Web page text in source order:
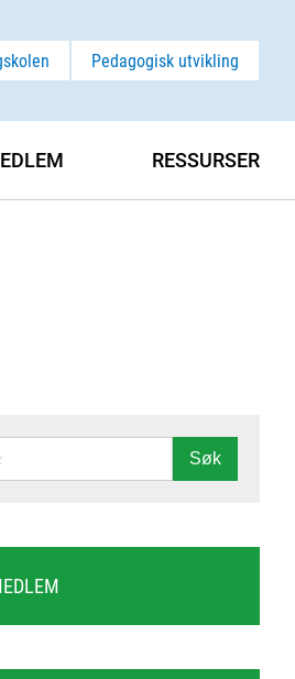
Pedagogisk utvikling
RESSURSER
Søk